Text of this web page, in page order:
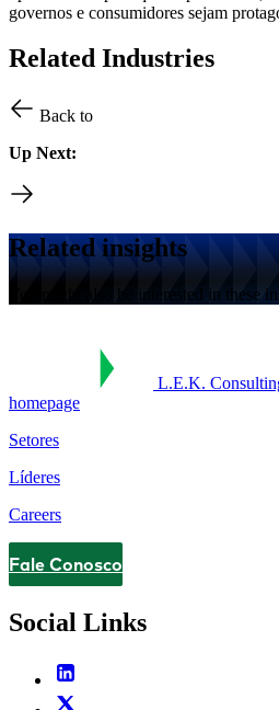
governos e consumidores sejam
Related Industries
Back to
Up Next:
Related insights
You might also be interested in these
L.E.K.
homepage
Setores
Líderes
Careers
Contact
Fale Conosco
Social Links